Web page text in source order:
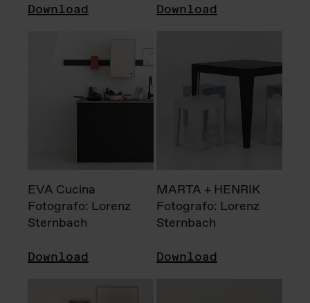
Download Download
EVA Cucina
Fotografo: Lorenz
Sternbach
Download
MARTA + HENRIK
Fotografo: Lorenz
Sternbach
Download